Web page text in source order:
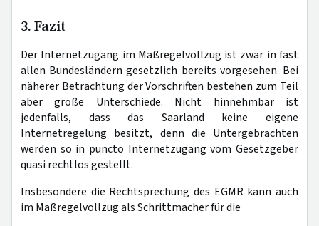
3. Fazit
Der Internetzugang im Maßregelvollzug ist zwar in fast
allen Bundesländern gesetzlich bereits vorgesehen. Bei
näherer Betrachtung der Vorschriften bestehen zum Teil
aber große Unterschiede. Nicht hinnehmbar ist
jedenfalls, dass das Saarland keine eigene
Internetregelung besitzt, denn die Untergebrachten
werden so in puncto Internetzugang vom Gesetzgeber
quasi rechtlos gestellt.
Insbesondere die Rechtsprechung des EGMR kann auch
im Maßregelvollzug als Schrittmacher für die